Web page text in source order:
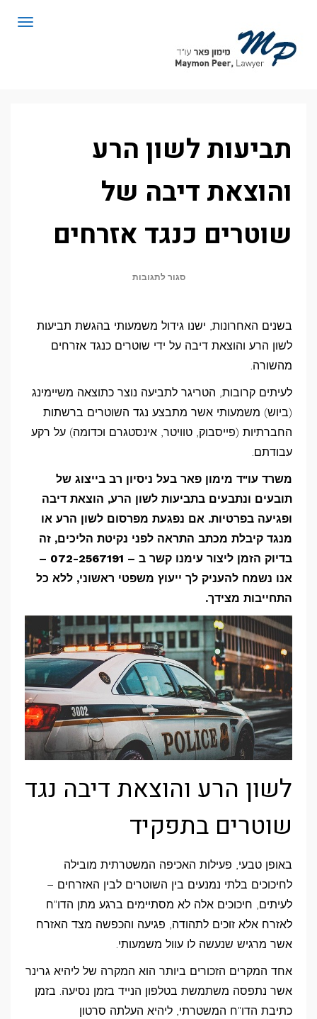
תביעות לשון הרע
והוצאת דיבה של
שוטרים כנגד אזרחים
סגור לתגובות
הרע
בשנים האחרונות, ישנו גידול משמעותי בהגשת תביעות
לשון הרע והוצאת דיבה על ידי שוטרים כנגד אזרחים
מהשורה.
לעיתים קרובות, הטריגר לתביעה נוצר כתוצאה משיימינג
(ביוש) משמעותי אשר מתבצע נגד השוטרים ברשתות
החברתיות (פייסבוק, טוויטר, אינסטגרם וכדומה) על רקע
עבודתם.
משרד עו"ד מימון פאר בעל ניסיון רב בייצוג של
תובעים ונתבעים בתביעות לשון הרע, הוצאת דיבה
ופגיעה בפרטיות. אם נפגעת מפרסום לשון הרע או
מנגד קיבלת מכתב התראה לפני נקיטת הליכים, זה
בדיוק הזמן ליצור עימנו קשר ב – 072-2567191 –
אנו נשמח להעניק לך ייעוץ משפטי ראשוני, ללא כל
התחייבות מצידך.
לשון הרע והוצאת דיבה נגד
שוטרים בתפקיד
באופן טבעי, פעילות האכיפה המשטרתית מובילה
לחיכוכים בלתי נמנעים בין השוטרים לבין האזרחים –
לעיתים, חיכוכים אלה לא מסתיימים ברגע מתן הדו"ח
לאזרח אלא זוכים לתהודה, פגיעה והכפשה מצד האזרח
אשר מרגיש שנעשה לו עוול משמעותי.
אחד המקרים הזכורים ביותר הוא המקרה של ליהיא גרינר
אשר נתפסה משתמשת בטלפון הנייד בזמן נסיעה. בזמן
כתיבת הדו"ח המשטרתי, ליהיא העלתה סרטון